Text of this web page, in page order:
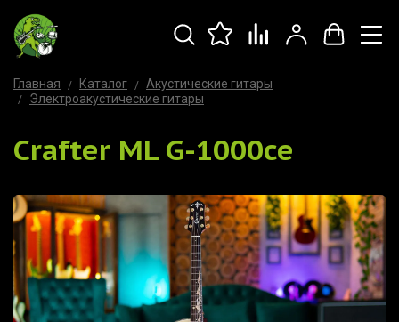
Главная Каталог
Акустические гитары
Электроакустические гитары
Crafter ML G-1000ce